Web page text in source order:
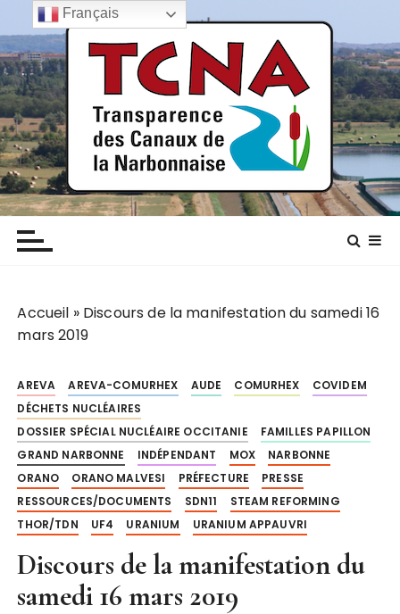
a
s
s
e
r
a
u
c
o TCNA NARBONNE
Transparence des canaux de la narbonnaise
Accueil » Discours de la manifestation du samedi 16
mars 2019
AREVA AREVA-COMURHEX AUDE COMURHEX
COVIDEM
DÉCHETS NUCLÉAIRES
DOSSIER SPÉCIAL NUCLÉAIRE OCCITANIE
FAMILLES PAPILLON
GRAND NARBONNE
INDÉPENDANT MOX
NARBONNE
ORANO
ORANO MALVESI PRÉFECTURE
PRESSE
RESSOURCES/DOCUMENTS
SDN11
STEAM REFORMING
THOR/TDN
UF4 URANIUM URANIUM APPAUVRI
Discours de la manifestation du
samedi 16 mars 2019
Français